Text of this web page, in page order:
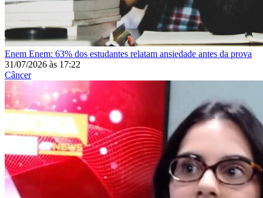
Enem Enem: 63% dos estudantes relatam ansiedade antes da prova
31/07/2026 às 17:22
Câncer